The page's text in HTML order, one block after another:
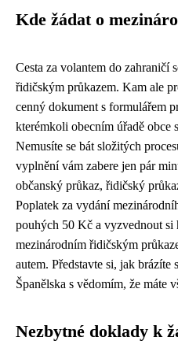
Kde žádat o
Cesta za volantem do zahraničí
řidičským průkazem. Kam ale
cenný dokument s formulářem
kterémkoli obecním úřadě obce
Nemusíte se bát složitých
vyplnění vám zabere jen pár
občanský průkaz, řidičský
Poplatek za vydání
pouhých 50 Kč a vyzvednout si
mezinárodním řidičským
autem. Představte si, jak brázíte
Španělska s vědomím, že máte
Nezbytné doklady k